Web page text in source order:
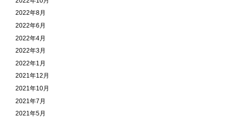
2022年8月
2022年6月
2022年4月
2022年3月
2022年1月
2021年12月
2021年10月
2021年7月
2021年5月